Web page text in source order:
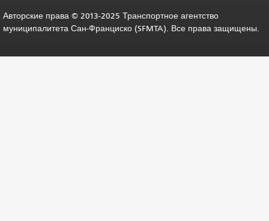
Авторские права © 2013-2025 Транспортное агентство
муниципалитета Сан-Франциско (SFMTA). Все права защищены.